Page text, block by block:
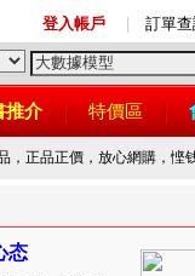
登入帳戶 訂單
推介 特價區
，正品正價，放心網購，悭
态